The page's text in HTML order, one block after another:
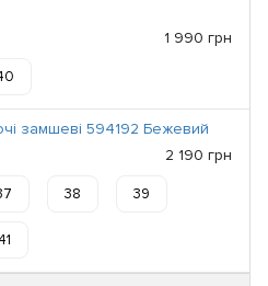
1 990 грн
замшеві 594192 Бежевий
2 190 грн
38 39
41